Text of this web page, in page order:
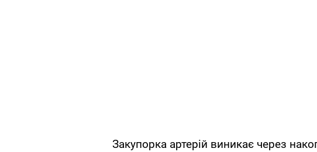
Закупорка артерій виникає через